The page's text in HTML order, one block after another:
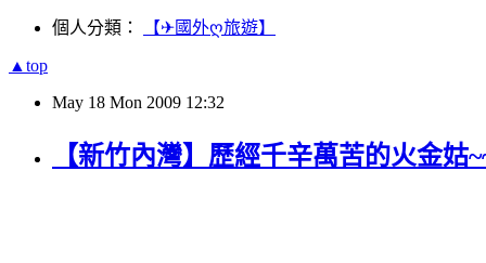
個人分類： 【✈國外ღ旅遊】
▲top
May 18 Mon 2009 12:32
【新竹內灣】歷經千辛萬苦的火金姑